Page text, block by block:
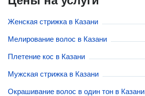
Женская стрижка в Казани
Мелирование волос в Казани
Плетение кос в Казани
Мужская стрижка в Казани
Окрашивание волос в один тон в Казани